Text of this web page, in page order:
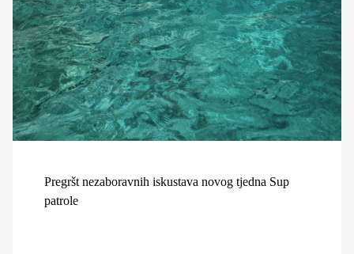
Pregršt nezaboravnih iskustava novog tjedna Sup
patrole